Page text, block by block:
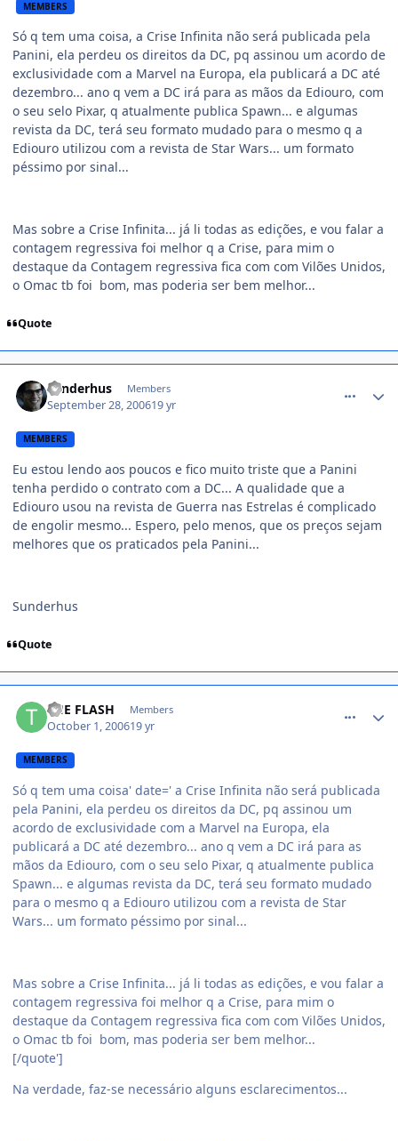
MEMBERS
Só q tem uma coisa, a Crise Infinita não será publicada pela
Panini, ela perdeu os direitos da DC, pq assinou um acordo de
exclusividade com a Marvel na Europa, ela publicará a DC até
dezembro... ano q vem a DC irá para as mãos da Ediouro, com
o seu selo Pixar, q atualmente publica Spawn... e algumas
revista da DC, terá seu formato mudado para o mesmo q a
Ediouro utilizou com a revista de Star Wars... um formato
péssimo por sinal...
Mas sobre a Crise Infinita... já li todas as edições, e vou falar a
contagem regressiva foi melhor q a Crise, para mim o
destaque da Contagem regressiva fica com com Vilões Unidos,
o Omac tb foi bom, mas poderia ser bem melhor...
Quote
sunderhus Members
September 28, 200619 yr
MEMBERS
Eu estou lendo aos poucos e fico muito triste que a Panini
tenha perdido o contrato com a DC... A qualidade que a
Ediouro usou na revista de Guerra nas Estrelas é complicado
de engolir mesmo... Espero, pelo menos, que os preços sejam
melhores que os praticados pela Panini...
Sunderhus
Quote
THE FLASH Members
October 1, 200619 yr
MEMBERS
Só q tem uma coisa' date=' a Crise Infinita não será publicada
pela Panini, ela perdeu os direitos da DC, pq assinou um
acordo de exclusividade com a Marvel na Europa, ela
publicará a DC até dezembro... ano q vem a DC irá para as
mãos da Ediouro, com o seu selo Pixar, q atualmente publica
Spawn... e algumas revista da DC, terá seu formato mudado
para o mesmo q a Ediouro utilizou com a revista de Star
Wars... um formato péssimo por sinal...
Mas sobre a Crise Infinita... já li todas as edições, e vou falar a
contagem regressiva foi melhor q a Crise, para mim o
destaque da Contagem regressiva fica com com Vilões Unidos,
o Omac tb foi bom, mas poderia ser bem melhor...
[/quote']
Na verdade, faz-se necessário alguns esclarecimentos...